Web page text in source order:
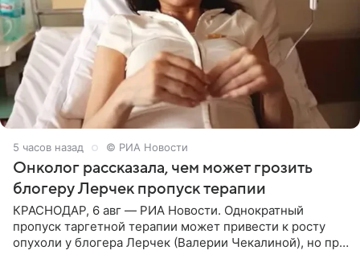
5 часов назад © РИА Новости
Онколог рассказала, чем может грозить
блогеру Лерчек пропуск терапии
КРАСНОДАР, 6 авг — РИА Новости. Однократный
пропуск таргетной терапии может привести к росту
опухоли у блогера Лерчек (Валерии Чекалиной), но при